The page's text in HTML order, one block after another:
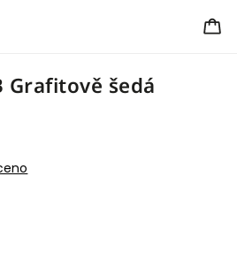
Grafitově šedá